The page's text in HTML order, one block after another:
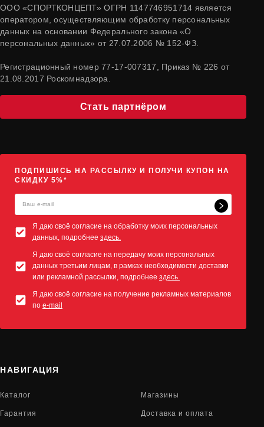
ООО «СПОРТКОНЦЕПТ» ОГРН 1147746951714 является
оператором, осуществляющим обработку персональных
данных на основании Федерального закона «О
персональных данных» от 27.07.2006 № 152-ФЗ.
Регистрационный номер 77-17-007317, Приказ № 226 от
21.08.2017 Роскомнадзора.
Стать партнёром
ПОДПИШИСЬ НА РАССЫЛКУ И ПОЛУЧИ КУПОН НА
СКИДКУ 5%*
Я даю своё согласие на обработку моих персональных
данных, подробнее здесь.
Я даю своё согласие на передачу моих персональных
данных третьим лицам, в рамках необходимости доставки
или рекламной рассылки, подробнее здесь.
Я даю своё согласие на получение рекламных материалов
по e-mail
НАВИГАЦИЯ
Каталог Магазины
Гарантия Доставка и оплата